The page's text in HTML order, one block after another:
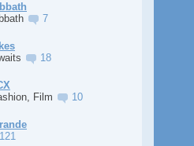
7
18
Film
10
121